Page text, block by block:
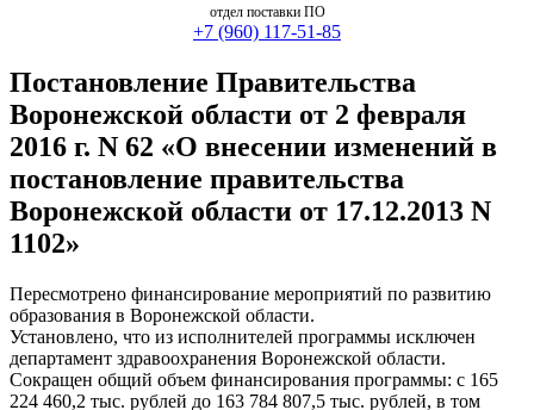
отдел поставки ПО
+7 (960) 117-51-85
Постановление Правительства
Воронежской области от 2 февраля
2016 г. N 62 «О внесении изменений в
постановление правительства
Воронежской области от 17.12.2013 N
1102»
Пересмотрено финансирование мероприятий по развитию
образования в Воронежской области.
Установлено, что из исполнителей программы исключен
департамент здравоохранения Воронежской области.
Сокращен общий объем финансирования программы: с 165
224 460,2 тыс. рублей до 163 784 807,5 тыс. рублей, в том